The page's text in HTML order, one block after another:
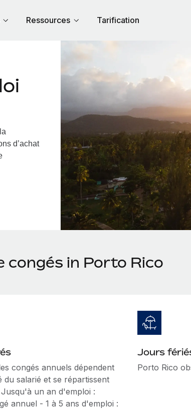
Ressources Tarification
d’achat
congés in Porto Rico
congés annuels dépendent
du salarié et se répartissent
un an d'emploi :
annuel - 1 à 5 ans d'emploi :
Jours
Porto Rico